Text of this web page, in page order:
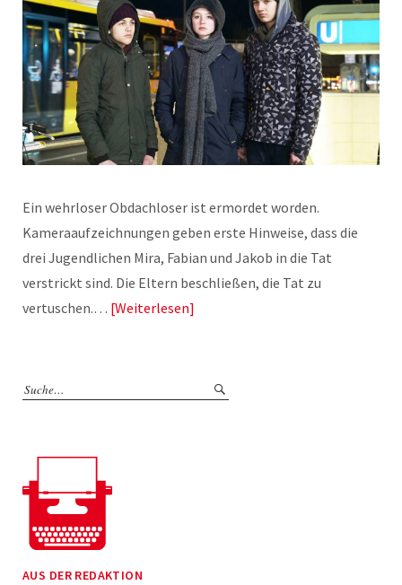
Ein wehrloser Obdachloser ist ermordet worden.
Kameraaufzeichnungen geben erste Hinweise, dass die
drei Jugendlichen Mira, Fabian und Jakob in die Tat
verstrickt sind. Die Eltern beschließen, die Tat zu
vertuschen.… Weiterlesen
AUS DER REDAKTION